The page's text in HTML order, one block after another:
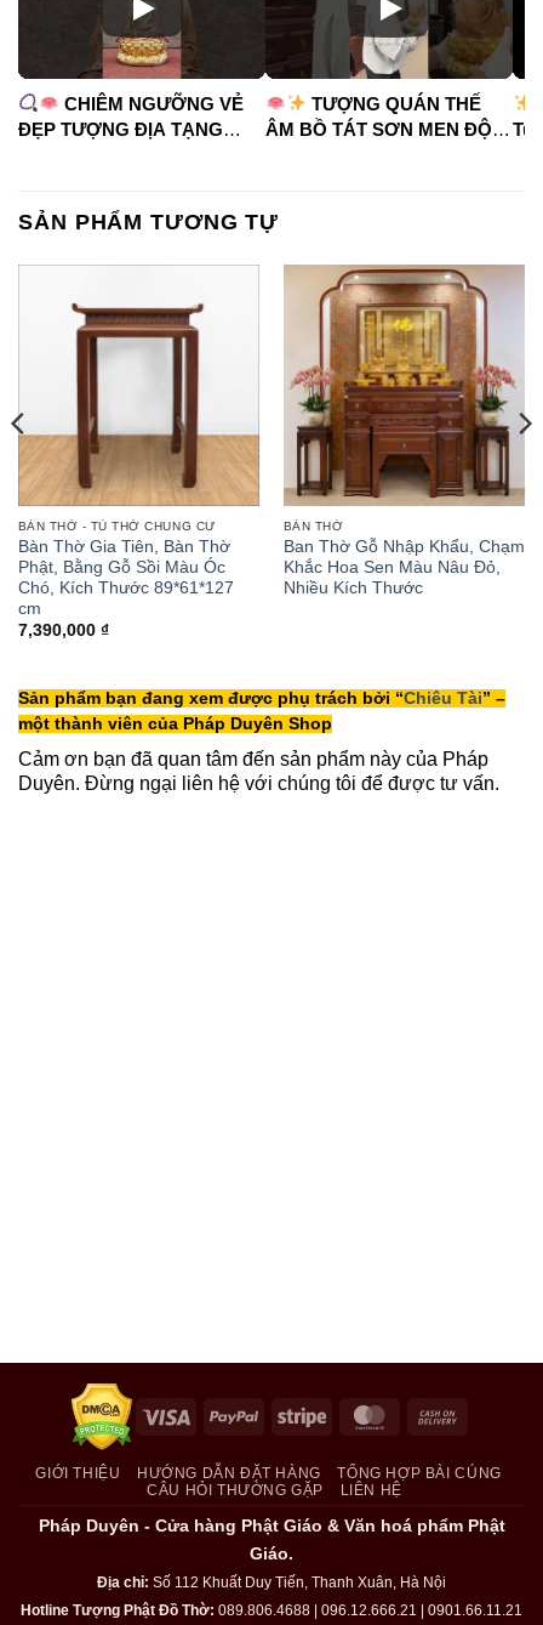
CHIÊM NGƯỠNG VẺ
ĐẸP TƯỢNG ĐỊA TẠNG
#tuongphat
#diatangvuongbotat
TƯỢNG QUÁN THẾ
ÂM BỒ TÁT SƠN MEN ĐỘ
SẢN PHẨM TƯƠNG TỰ
BÀN THỜ - TỦ THỜ CHUNG CƯ
Bàn Thờ Gia Tiên, Bàn Thờ
Phật, Bằng Gỗ Sồi Màu Óc
Chó, Kích Thước 89*61*127
cm
7,390,000 ₫
BÀN THỜ
Ban Thờ Gỗ Nhập Khẩu, Chạm
Khắc Hoa Sen Màu Nâu Đỏ,
Nhiều Kích Thước
Sản phẩm bạn đang xem được phụ trách bởi “Chiêu Tài” –
một thành viên của Pháp Duyên Shop
Cảm ơn bạn đã quan tâm đến sản phẩm này của Pháp
Duyên. Đừng ngại liên hệ với chúng tôi để được tư vấn.
Visa PayPal Stripe MasterCard
Delivery
GIỚI THIỆU HƯỚNG DẪN ĐẶT HÀNG
TỔNG HỢP BÀI CÚNG
CÂU HỎI THƯỜNG GẶP
LIÊN HỆ
Pháp Duyên - Cửa hàng Phật Giáo & Văn hoá phẩm Phật
Giáo.
Địa chỉ: Số 112 Khuất Duy Tiến, Thanh Xuân, Hà Nội
Hotline Tượng Phật Đồ Thờ: 089.806.4688 | 096.12.666.21 | 0901.66.11.21